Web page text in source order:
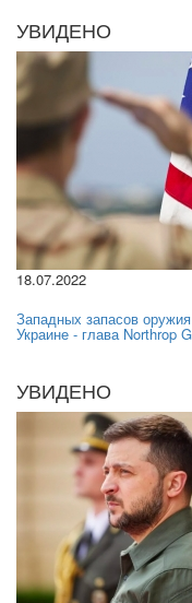
УВИДЕНО
18.07.2022
Западных запасов
Украине - глава Northrop
УВИДЕНО